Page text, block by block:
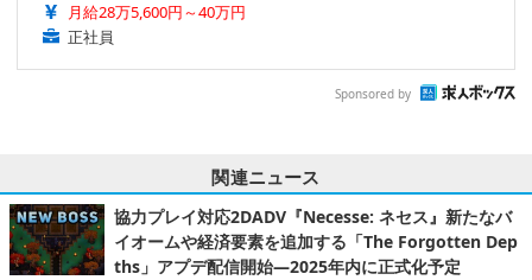
月給28万5,600円～40万円
正社員
Sponsored by
関連ニュース
協力プレイ対応2DADV『Necesse: ネセス』新たなバ
イオームや経済要素を追加する「The Forgotten Dep
ths」アプデ配信開始―2025年内に正式化予定